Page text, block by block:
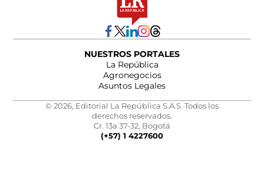
NUESTROS PORTALES
La República
Agronegocios
Asuntos Legales
© 2026, Editorial La República S.A.S. Todos los
derechos reservados.
Cr. 13a 37-32, Bogotá
(+57) 1 4227600